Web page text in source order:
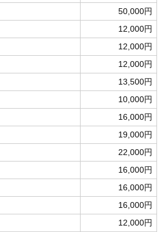
50,000円
12,000円
12,000円
12,000円
13,500円
10,000円
16,000円
19,000円
22,000円
16,000円
16,000円
16,000円
12,000円